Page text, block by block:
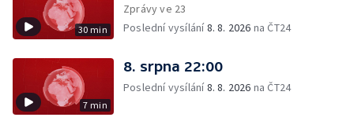
30 min
Zprávy ve 23
Poslední vysílání8. 8. 2026 na ČT24
7 min
8. srpna 22:00
Poslední vysílání8. 8. 2026 na ČT24